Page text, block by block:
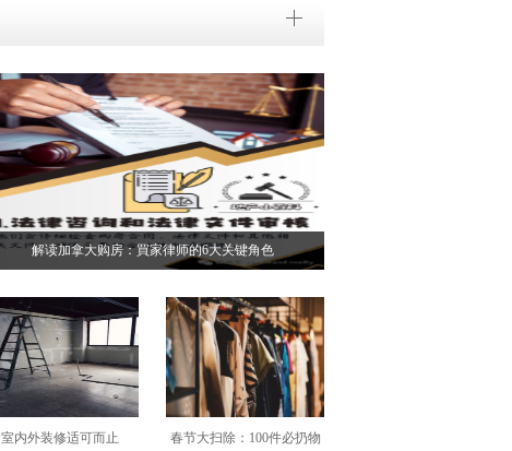
解读加拿大购房：買家律师的6大关键角色
春节大扫除：100件必扔物
室内外装修适可而止